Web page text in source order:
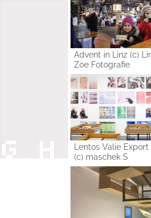
Advent in Linz (c)
Zoe Fotografie
Lentos Valie
(c) maschek S